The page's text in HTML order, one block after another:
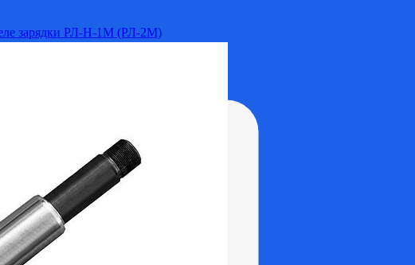
зарядки РЛ-Н-1М (РЛ-2М)